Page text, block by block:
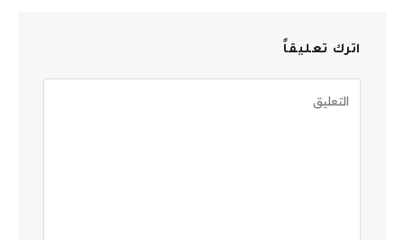
اترك تعليقاً